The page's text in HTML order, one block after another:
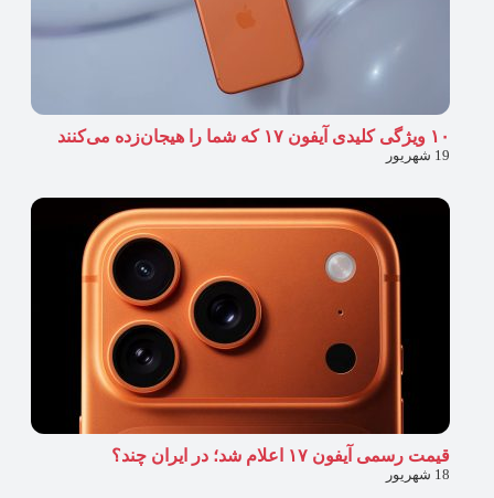
۱۰ ویژگی کلیدی آیفون ۱۷ که شما را هیجان‌زده می‌کنند
19 شهریور
قیمت رسمی آیفون ۱۷ اعلام شد؛ در ایران چند؟
18 شهریور